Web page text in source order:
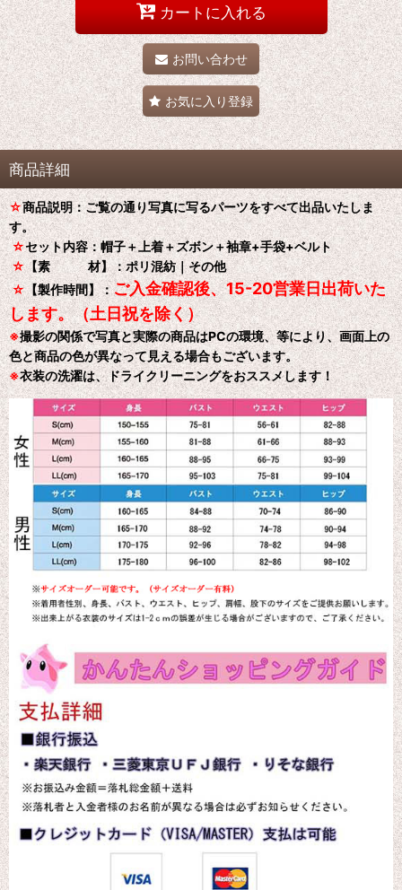
カートに入れる
お問い合わせ
お気に入り登録
商品詳細
☆商品説明：ご覧の通り写真に写るパーツをすべて出品いたしま
す。
☆セット内容：帽子＋上着＋ズボン＋袖章+手袋+ベルト
☆【素 材】：ポリ混紡｜その他
☆【製作時間】：ご入金確認後、15-20営業日出荷いた
します。（土日祝を除く）
※撮影の関係で写真と実際の商品はPCの環境、等により、画面上の
色と商品の色が異なって見える場合もございます。
※衣装の洗濯は、ドライクリーニングをおススメします！